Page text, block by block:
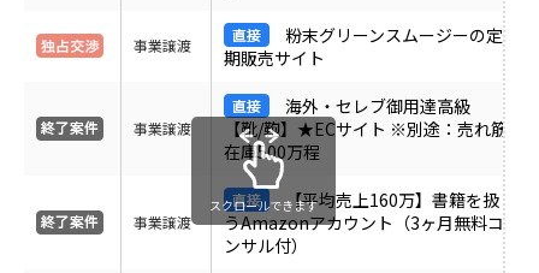
事業譲渡
粉末グリーンスムージーの定
期販売サイト
事業譲渡
海外・セレブ御用達高級
【靴/鞄】★ECサイト ※別途：売れ筋
在庫500万程
事業譲渡
【平均売上160万】書籍を扱
うAmazonアカウント（3ヶ月無料コ
ンサル付）
スクロールできます